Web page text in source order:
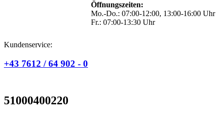
Öffnungszeiten:
Mo.-Do.: 07:00-12:00, 13:00-16:00 Uhr
Fr.: 07:00-13:30 Uhr
Kundenservice:
+43 7612 / 64 902 - 0
51000400220